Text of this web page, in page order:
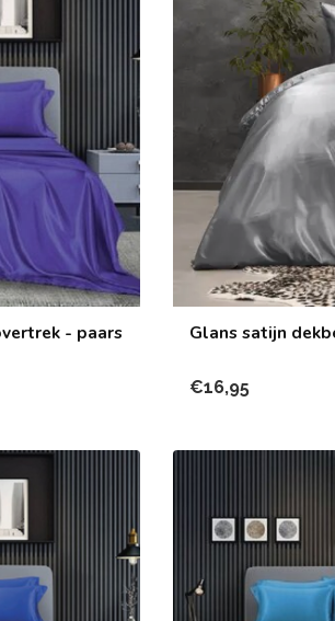
- paars Glans satijn
€16,95